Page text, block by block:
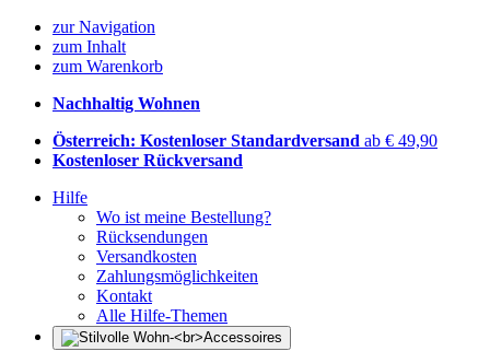
zur Navigation
zum Inhalt
zum Warenkorb
Nachhaltig Wohnen
Österreich: Kostenloser Standardversand ab € 49,90
Kostenloser Rückversand
Hilfe
Wo ist meine Bestellung?
Rücksendungen
Versandkosten
Zahlungsmöglichkeiten
Kontakt
Alle Hilfe-Themen